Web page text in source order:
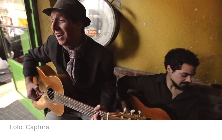
Foto: Captura